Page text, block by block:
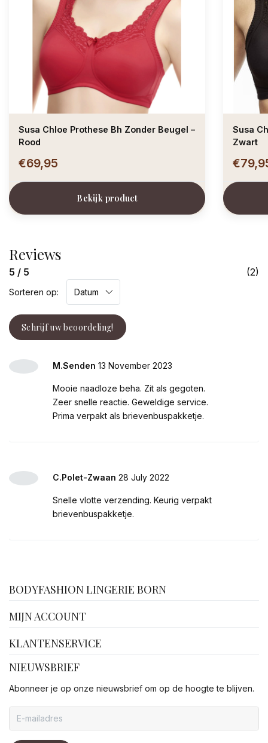
Susa Chloe Prothese Bh Zonder Beugel –
Rood
€69,95
Bekijk product
Susa
Zwart
Reviews
5 / 5 (2)
Sorteren op:
Schrijf uw beoordeling!
M.Senden 13 November 2023
Mooie naadloze beha. Zit als gegoten.
Zeer snelle reactie. Geweldige service.
Prima verpakt als brievenbuspakketje.
C.Polet-Zwaan 28 July 2022
Snelle vlotte verzending. Keurig verpakt
brievenbuspakketje.
BODYFASHION LINGERIE BORN
MIJN ACCOUNT
KLANTENSERVICE
NIEUWSBRIEF
Abonneer je op onze nieuwsbrief om op de hoogte te blijven.